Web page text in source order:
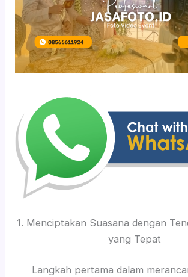
1. Menciptakan Suasana dengan
yang Tepat
Langkah pertama dalam